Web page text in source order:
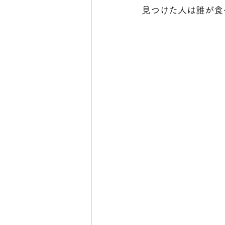
見つけた人は誰が